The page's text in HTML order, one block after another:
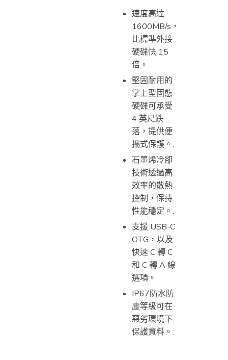
速度高達
1600MB/s，
比標準外接
硬碟快 15
倍。.
堅固耐用的
掌上型固態
硬碟可承受
4 英尺跌
落，提供便
攜式保護。.
石墨烯冷卻
技術透過高
效率的散熱
控制，保持
性能穩定。.
支援 USB-C
OTG，以及
快速 C 轉 C
和 C 轉 A 線
選項。.
IP67防水防
塵等級可在
惡劣環境下
保護資料。.